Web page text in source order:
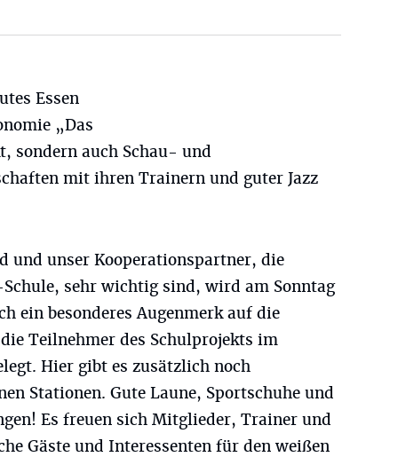
Essen
„Das
sondern auch Schau- und
mit ihren Trainern und guter Jazz
und unser Kooperationspartner, die
sehr wichtig sind, wird am Sonntag
ein besonderes Augenmerk auf die
Teilnehmer des Schulprojekts im
Hier gibt es zusätzlich noch
Stationen. Gute Laune, Sportschuhe und
Es freuen sich Mitglieder, Trainer und
Gäste und Interessenten für den weißen